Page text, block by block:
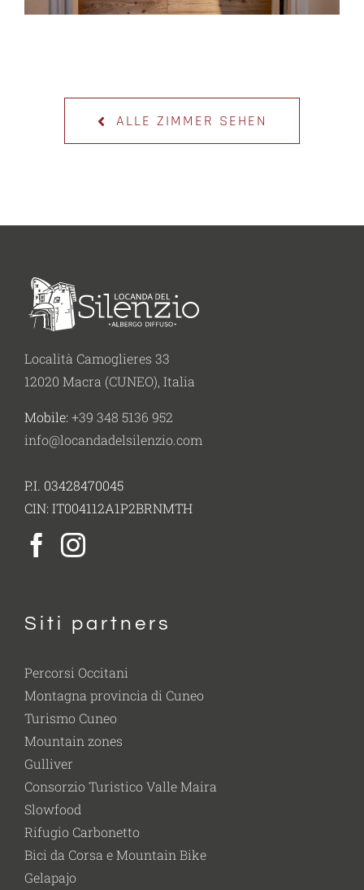
ALLE ZIMMER SEHEN
Località Camoglieres 33
12020 Macra (CUNEO), Italia
Mobile: +39 348 5136 952
info@locandadelsilenzio.com
P.I. 03428470045
CIN: IT004112A1P2BRNMTH
Siti partners
Percorsi Occitani
Montagna provincia di Cuneo
Turismo Cuneo
Mountain zones
Gulliver
Consorzio Turistico Valle Maira
Slowfood
Rifugio Carbonetto
Bici da Corsa e Mountain Bike
Gelapajo